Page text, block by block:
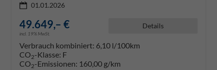
01.01.2026
49.649,– €
incl. 19% MwSt.
Details
Verbrauch kombiniert: 6,10 l/100km
CO2-Klasse: F
CO2-Emissionen: 160,00 g/km